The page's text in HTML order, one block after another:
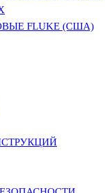
FLUKE (США)